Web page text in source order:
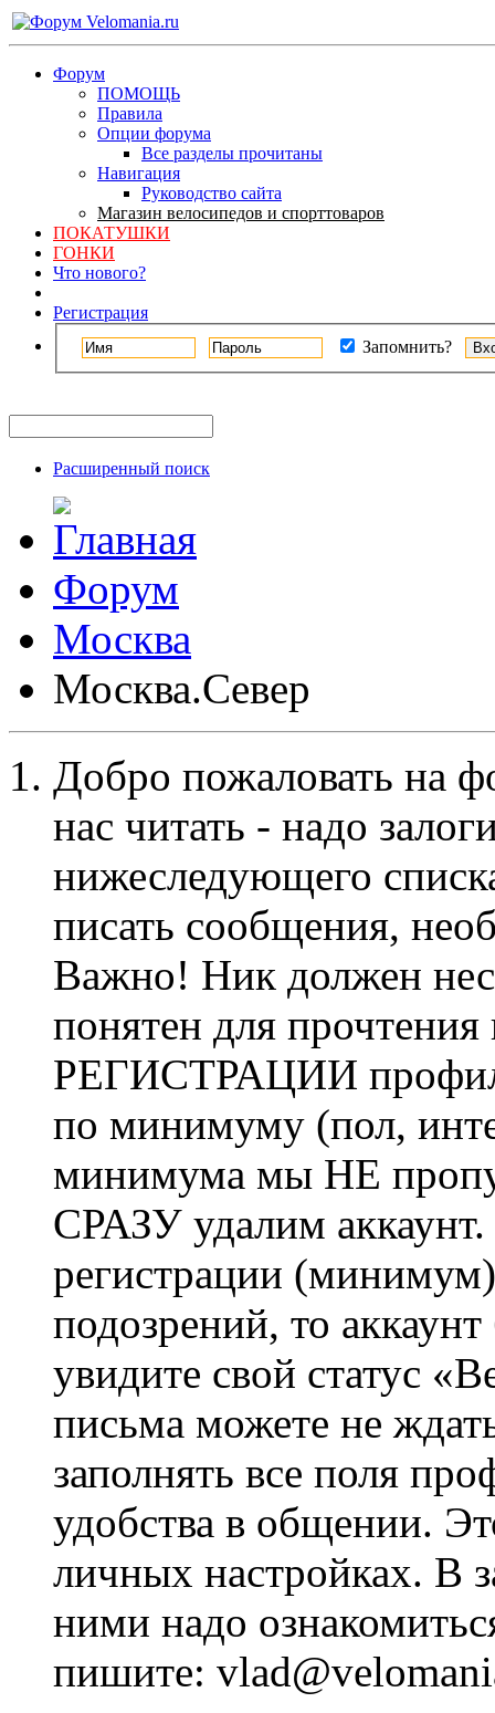
Форум
ПОМОЩЬ
Правила
Опции форума
Все разделы прочитаны
Навигация
Руководство сайта
Магазин велосипедов и спорттоваров
ПОКАТУШКИ
ГОНКИ
Что нового?
Регистрация
Запомнить?
Расширенный поиск
Форум
Москва
Москва.Север
Добро пожаловать на
нас читать - надо
нижеследующего
писать сообщения,
Важно! Ник должен
понятен для
РЕГИСТРАЦИИ профиль
по минимуму (пол,
минимума мы НЕ
СРАЗУ удалим
регистрации
подозрений, то
увидите свой статус
письма можете не
заполнять все поля
удобства в общении.
личных настройках. В
ними надо
пишите: